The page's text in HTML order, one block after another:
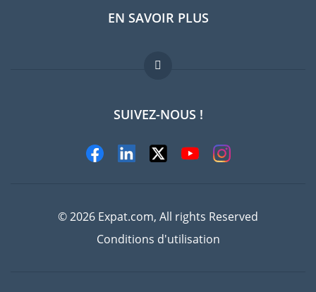
Guides pays
Offres d'emploi
EN SAVOIR PLUS
FAQ
Experts
SUIVEZ-NOUS !
© 2026 Expat.com, All rights Reserved
Conditions d'utilisation